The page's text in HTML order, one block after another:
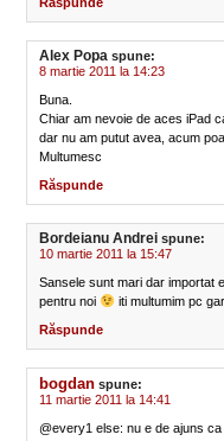
Alex Popa spune:
8 martie 2011 la 14:23
Buna.
Chiar am nevoie de aces iPad
dar nu am putut avea, acum
Multumesc
Răspunde
Bordeianu Andrei spune:
10 martie 2011 la 15:47
Sansele sunt mari dar importat
pentru noi
iti multumim pc
Răspunde
bogdan spune:
11 martie 2011 la 14:41
@every1 else: nu e de ajuns